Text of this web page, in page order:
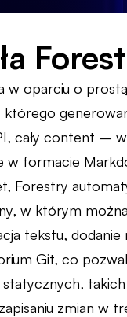
w oparciu o
cały content –
formacie
Forestry
w którym
tekstu,
Git, co
zmian w